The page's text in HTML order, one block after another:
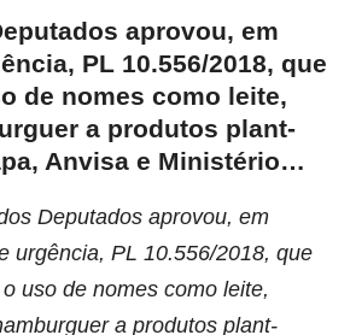
aprovou, em
PL 10.556/2018, que
de nomes como leite,
a produtos plant-
Anvisa e Ministério…
Deputados aprovou, em
urgência, PL 10.556/2018, que
uso de nomes como leite,
a produtos plant-